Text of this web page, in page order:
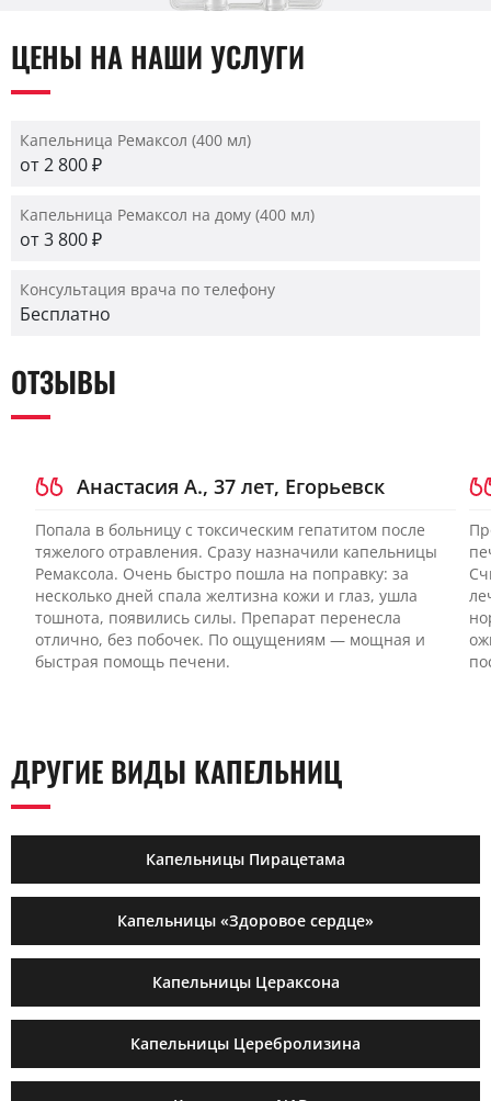
ЦЕНЫ НА НАШИ УСЛУГИ
Капельница Ремаксол (400 мл)
от 2 800 ₽
Капельница Ремаксол на дому (400 мл)
от 3 800 ₽
Консультация врача по телефону
Бесплатно
ОТЗЫВЫ
Анастасия А., 37 лет, Егорьевск
Попала в больницу с токсическим гепатитом после
тяжелого отравления. Сразу назначили капельницы
Ремаксола. Очень быстро пошла на поправку: за
несколько дней спала желтизна кожи и глаз, ушла
тошнота, появились силы. Препарат перенесла
отлично, без побочек. По ощущениям — мощная и
быстрая помощь печени.
ДРУГИЕ ВИДЫ КАПЕЛЬНИЦ
Капельницы Пирацетама
Капельницы «Здоровое сердце»
Капельницы Цераксона
Капельницы Церебролизина